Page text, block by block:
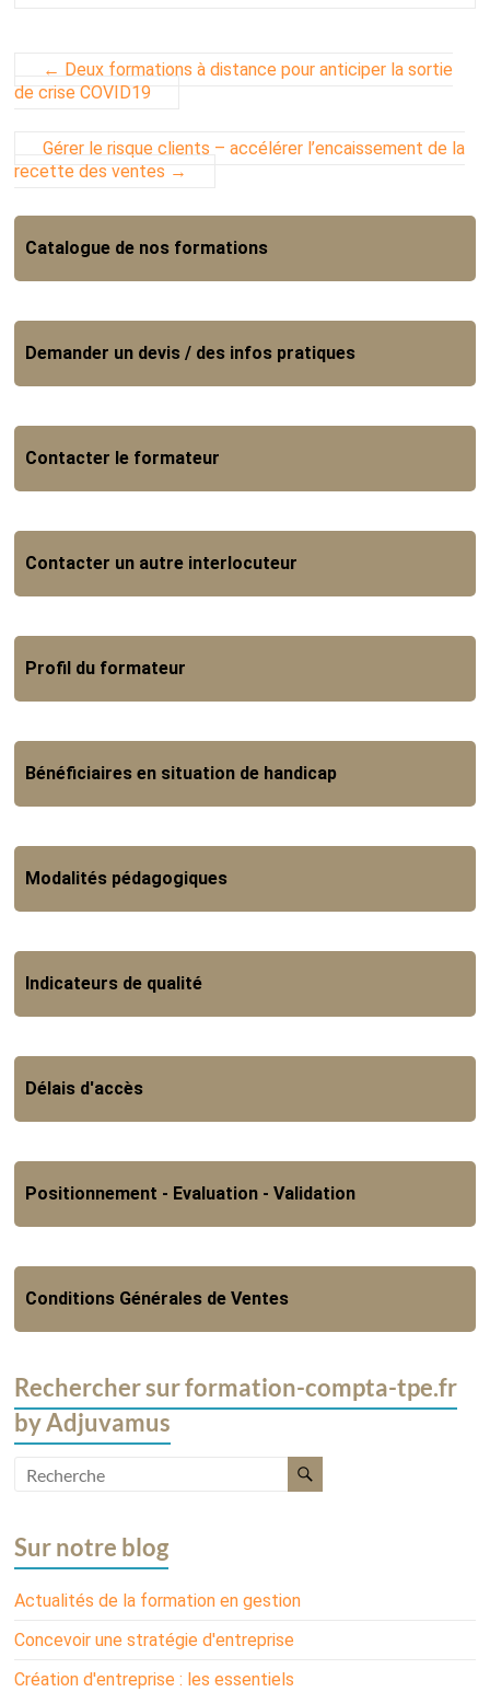
← Deux formations à distance pour anticiper la sortie
de crise COVID19
Gérer le risque clients – accélérer l’encaissement de la
recette des ventes →
Catalogue de nos formations
Demander un devis / des infos pratiques
Contacter le formateur
Contacter un autre interlocuteur
Profil du formateur
Bénéficiaires en situation de handicap
Modalités pédagogiques
Indicateurs de qualité
Délais d'accès
Positionnement - Evaluation - Validation
Conditions Générales de Ventes
Rechercher sur formation-compta-tpe.fr
by Adjuvamus
Sur notre blog
Actualités de la formation en gestion
Concevoir une stratégie d'entreprise
Création d'entreprise : les essentiels